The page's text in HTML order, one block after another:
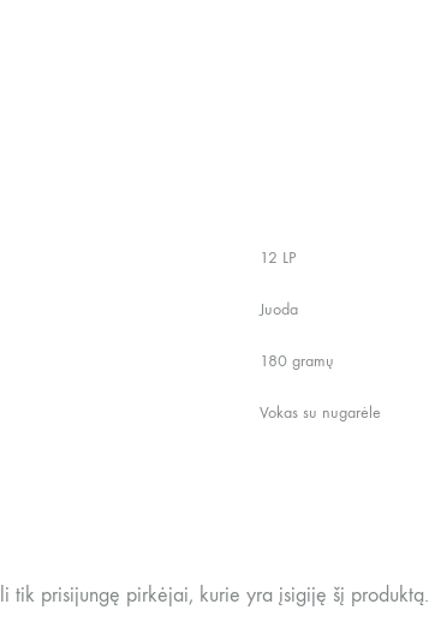
12 LP
Juoda
180 gramų
Vokas su nugarėle
tik prisijungę pirkėjai, kurie yra įsigiję šį produktą.